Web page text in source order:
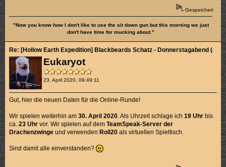
Gespeichert
"Now you know how I don't like to use the sit down gun but this morning we just
don't have time for mucking about."
Eukaryot
23. April 2020, 09:49:11
Re: [Hollow Earth Expedition] Blackbeards Schatz - Donnerstagabend (4/4)
Gut, hier die neuen Daten für die Online-Runde!
Wir spielen weiterhin am30. April 2020. Als Uhrzeit schlage ich19 Uhr bis
ca.23 Uhr vor. Wir spielen auf demTeamSpeak-Server der
Drachenzwinge und verwendenRoll20 als virtuellen Spieltisch.
Sind damit alle einverstanden?